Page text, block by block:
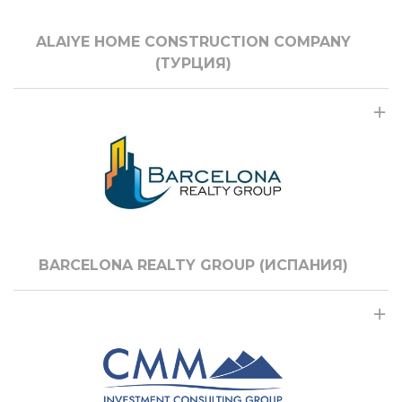
ALAIYE HOME CONSTRUCTION COMPANY
(ТУРЦИЯ)
BARCELONA REALTY GROUP (ИСПАНИЯ)